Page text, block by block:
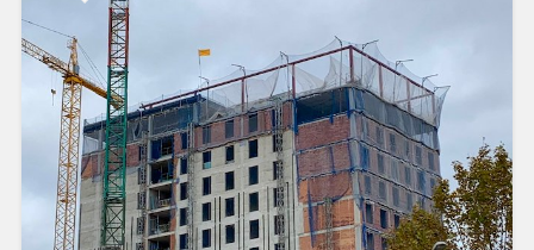
municipales»